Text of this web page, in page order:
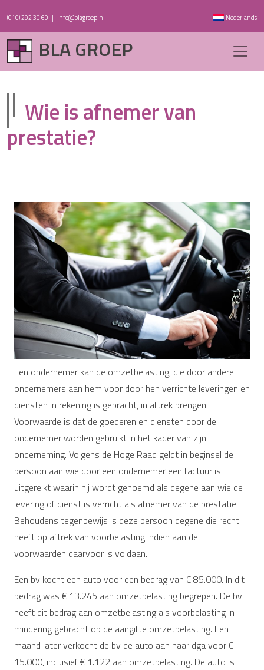
(010) 292 30 60 | info@blagroep.nl Nederlands
BLA GROEP
Wie is afnemer van
prestatie?
Een ondernemer kan de omzetbelasting, die door andere
ondernemers aan hem voor door hen verrichte leveringen en
diensten in rekening is gebracht, in aftrek brengen.
Voorwaarde is dat de goederen en diensten door de
ondernemer worden gebruikt in het kader van zijn
onderneming. Volgens de Hoge Raad geldt in beginsel de
persoon aan wie door een ondernemer een factuur is
uitgereikt waarin hij wordt genoemd als degene aan wie de
levering of dienst is verricht als afnemer van de prestatie.
Behoudens tegenbewijs is deze persoon degene die recht
heeft op aftrek van voorbelasting indien aan de
voorwaarden daarvoor is voldaan.
Een bv kocht een auto voor een bedrag van € 85.000. In dit
bedrag was € 13.245 aan omzetbelasting begrepen. De bv
heeft dit bedrag aan omzetbelasting als voorbelasting in
mindering gebracht op de aangifte omzetbelasting. Een
maand later verkocht de bv de auto aan haar dga voor €
15.000, inclusief € 1.122 aan omzetbelasting. De auto is